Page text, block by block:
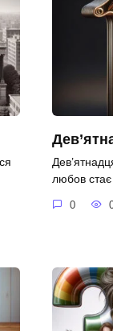
любов
0